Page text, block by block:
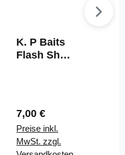
K. P Baits
Flash Shad
Regulärer Preis:
7,00 €
Preise inkl.
MwSt. zzgl.